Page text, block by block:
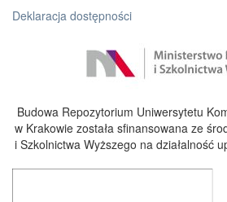
Deklaracja dostępności
Budowa Repozytorium Uniwersytetu
w Krakowie została sfinansowana ze
i Szkolnictwa Wyższego na działalność